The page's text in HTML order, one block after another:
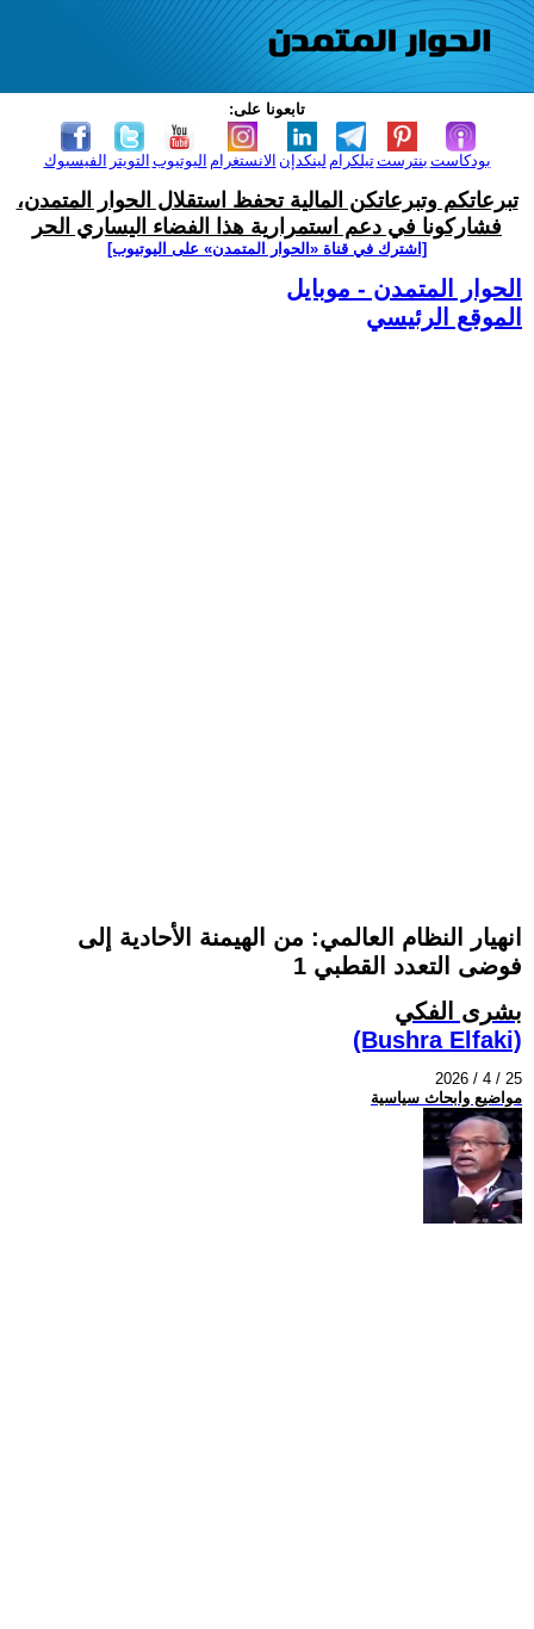
تابعونا على:
الفيسبوك التويتر اليوتيوب الانستغرام لينكدإن تيلكرامبنترست بودكاست
تبرعاتكم وتبرعاتكن المالية تحفظ استقلال الحوار المتمدن،
فشاركونا في دعم استمرارية هذا الفضاء اليساري الحر
[اشترك في قناة ‫«الحوار المتمدن» على اليوتيوب]
الحوار المتمدن - موبايل
الموقع الرئيسي
انهيار النظام العالمي: من الهيمنة الأحادية إلى
فوضى التعدد القطبي 1
بشرى الفكي
(Bushra Elfaki)
2026 / 4 / 25
مواضيع وابحاث سياسية